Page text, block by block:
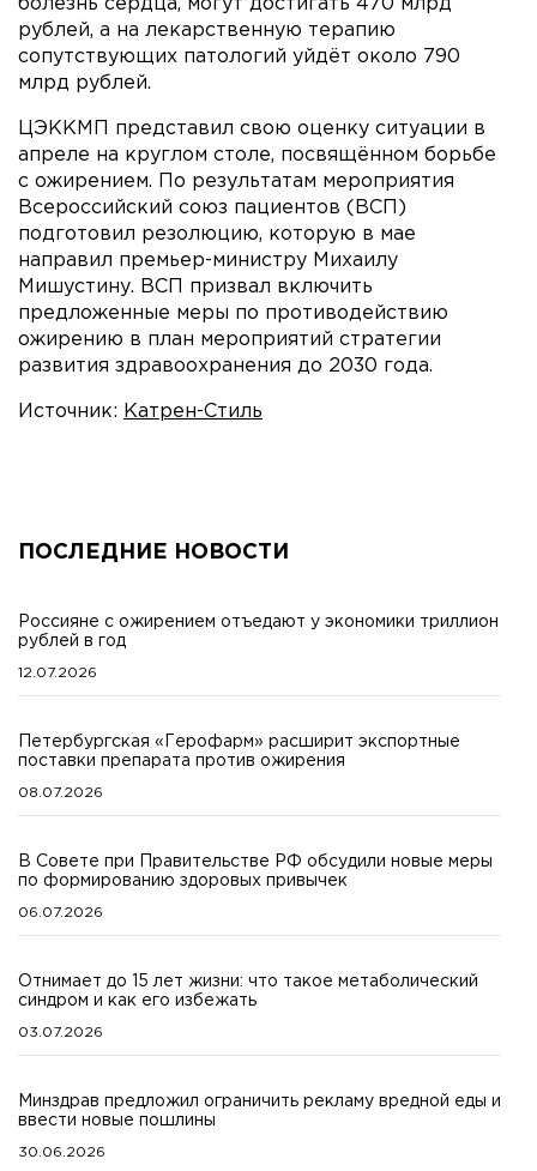
болезнь сердца, могут достигать 470 млрд
рублей, а на лекарственную терапию
сопутствующих патологий уйдёт около 790
млрд рублей.
ЦЭККМП представил свою оценку ситуации в
апреле на круглом столе, посвящённом борьбе
с ожирением. По результатам мероприятия
Всероссийский союз пациентов (ВСП)
подготовил резолюцию, которую в мае
направил премьер-министру Михаилу
Мишустину. ВСП призвал включить
предложенные меры по противодействию
ожирению в план мероприятий стратегии
развития здравоохранения до 2030 года.
Источник: Катрен-Стиль
ПОСЛЕДНИЕ НОВОСТИ
Россияне с ожирением отъедают у экономики триллион
рублей в год
12.07.2026
Петербургская «Герофарм» расширит экспортные
поставки препарата против ожирения
08.07.2026
В Совете при Правительстве РФ обсудили новые меры
по формированию здоровых привычек
06.07.2026
Отнимает до 15 лет жизни: что такое метаболический
синдром и как его избежать
03.07.2026
Минздрав предложил ограничить рекламу вредной еды и
ввести новые пошлины
30.06.2026